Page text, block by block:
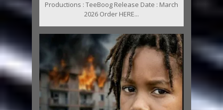
Productions : TeeBoog Release Date : March
2026 Order HERE...